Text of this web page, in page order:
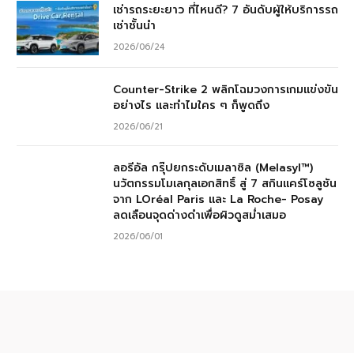
เช่ารถระยะยาว ที่ไหนดี? 7 อันดับผู้ให้บริการรถ
เช่าชั้นนำ
2026/06/24
Counter-Strike 2 พลิกโฉมวงการเกมแข่งขัน
อย่างไร และทำไมใคร ๆ ก็พูดถึง
2026/06/21
ลอรีอัล กรุ๊ปยกระดับเมลาซิล (Melasyl™)
นวัตกรรมโมเลกุลเอกสิทธิ์ สู่ 7 สกินแคร์โซลูชัน
จาก LOréal Paris และ La Roche- Posay
ลดเลือนจุดด่างดำเพื่อผิวดูสม่ำเสมอ
2026/06/01